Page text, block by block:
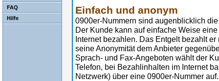
FAQ
Hilfe
Einfach und anonym
0900er-Nummern sind augenblicklich
Der Kunde kann auf einfache Weise
Internet bezahlen. Das Entgelt bezahlt
seine Anonymität dem Anbieter
Sprach- und Fax-Angeboten wählt der
Telefon, bei Bezahlinhalten im Internet
Netzwerk) über eine 0900er-Nummer auf.